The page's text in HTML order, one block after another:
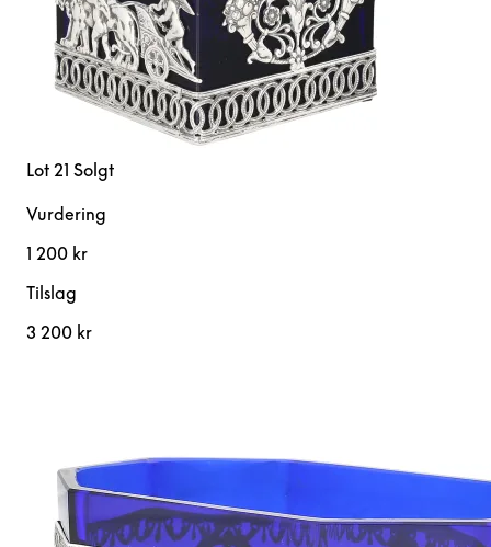
Lot 21 Solgt
Vurdering
1 200 kr
Tilslag
3 200 kr